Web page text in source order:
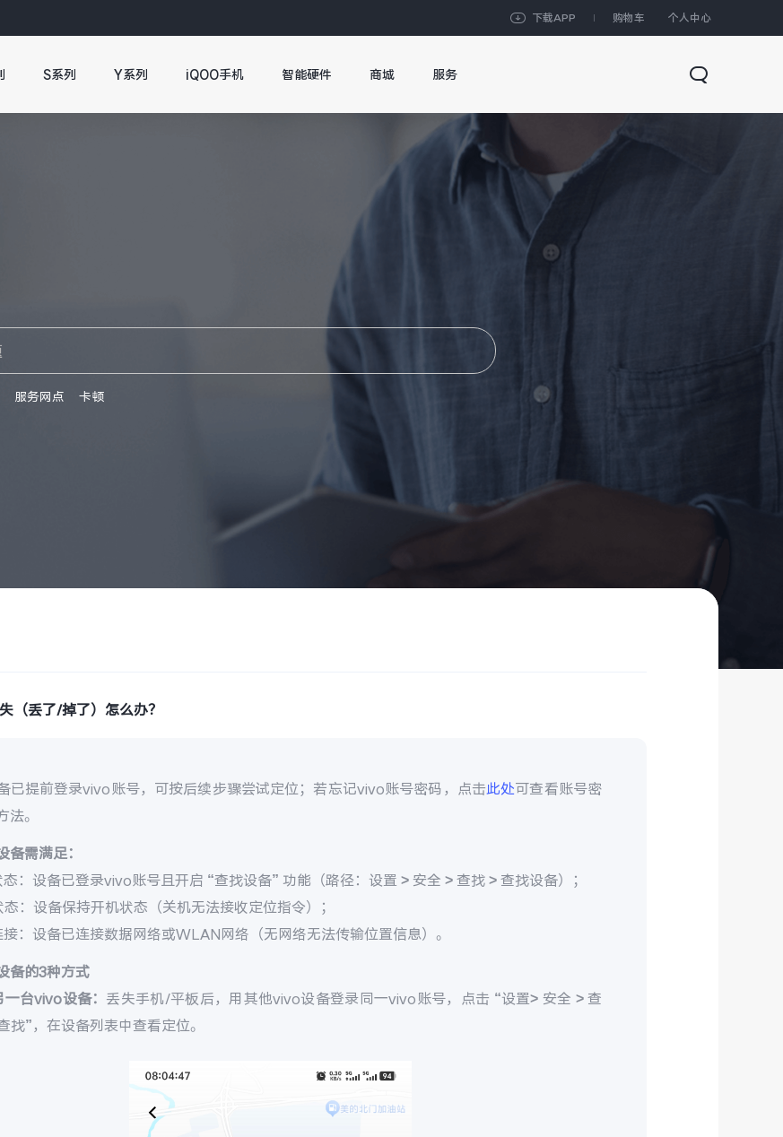
下载APP 购物车 个人中心
S系列 Y系列 iQOO手机 智能硬件 商城 服务
服务网点 卡顿
（丢了/掉了）怎么办？
已提前登录vivo账号，可按后续步骤尝试定位；若忘记vivo账号密码，点击此处可查看账号密
法。
备需满足：
：设备已登录vivo账号且开启 “查找设备” 功能（路径：设置 > 安全 > 查找 > 查找设备）；
：设备保持开机状态（关机无法接收定位指令）；
：设备已连接数据网络或WLAN网络（无网络无法传输位置信息）。
备的3种方式
台vivo设备： 丢失手机/平板后，用其他vivo设备登录同一vivo账号，点击 “设置> 安全 > 查
找”，在设备列表中查看定位。